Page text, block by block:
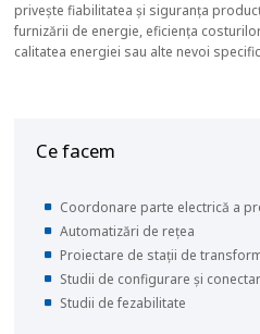
privește fiabilitatea și siguranța
furnizării de energie, eficiența
calitatea energiei sau alte nevoi
Ce facem
Coordonare parte electrică a
Automatizări de rețea
Proiectare de stații de
Studii de configurare și
Studii de fezabilitate